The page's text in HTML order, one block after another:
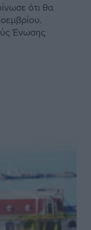
ότι θα
Ένωσης